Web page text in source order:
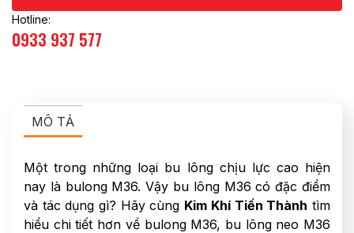
Hotline:
0933 937 577
MÔ TẢ
Một trong những loại bu lông chịu lực cao hiện
nay là bulong M36. Vậy bu lông M36 có đặc điểm
và tác dụng gì? Hãy cùng Kim Khí Tiến Thành tìm
hiểu chi tiết hơn về bulong M36, bu lông neo M36